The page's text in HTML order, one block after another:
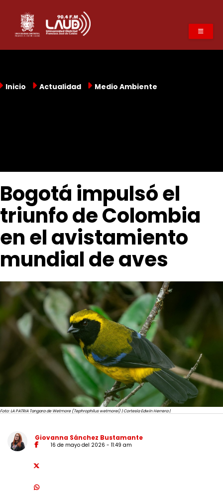
contenido
principal
Inicio Actualidad Medio Ambiente
Bogotá impulsó el
triunfo de Colombia
en el avistamiento
mundial de aves
Foto: LA PATRIA Tangara de Wetmore (Tephrophilus wetmorei) | Cortesía Edwin Herrera |
Giovanna Sánchez Bustamante
16 de mayo del 2026 - 11:49 am